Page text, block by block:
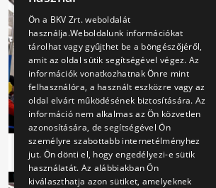
Ön a BKV Zrt. weboldalát
használja.Weboldalunk információkat
tárolhat vagy gyűjthet be a böngészőjéről,
amit az oldal sütik segítségével végez. Az
információk vonatkozhatnak Önre mint
felhasználóra, a használt eszközre vagy az
oldal elvárt működésének biztosítására. Az
információ nem alkalmas az Ön közvetlen
azonosítására, de segítségével Ön
személyre szabottabb internetélményhez
jut. Ön dönti el, hogy engedélyezi-e sütik
használatát. Az alábbiakban Ön
kiválaszthatja azon sütiket, amelyeknek